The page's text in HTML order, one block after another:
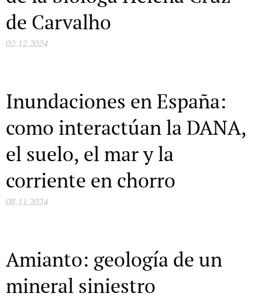
de Carvalho
02.12.2024
Inundaciones en España:
como interactúan la DANA,
el suelo, el mar y la
corriente en chorro
08.11.2024
Amianto: geología de un
mineral siniestro